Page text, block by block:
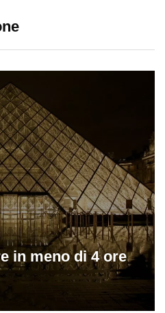
in meno di 4 ore